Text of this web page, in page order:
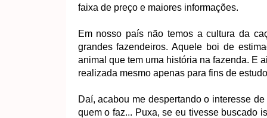
faixa de preço e maiores informações.
Em nosso país não temos a cultura da
grandes fazendeiros. Aquele boi de
animal que tem uma história na fazenda. E
realizada mesmo apenas para fins de
Daí, acabou me despertando o interesse
quem o faz... Puxa, se eu tivesse buscado